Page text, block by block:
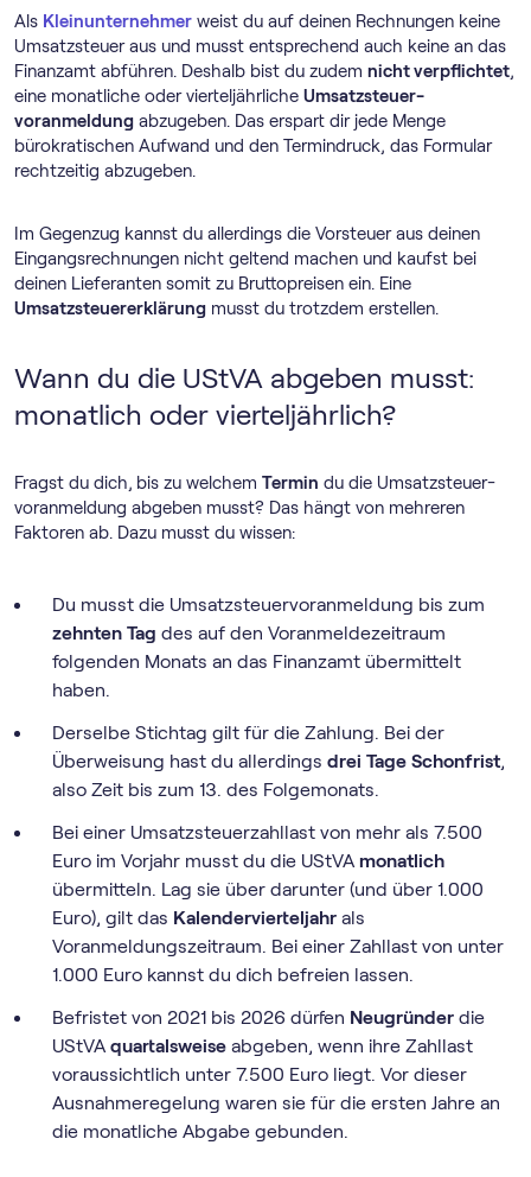
Als Kleinunternehmer weist du auf deinen Rechnungen keine
Umsatzsteuer aus und musst entsprechend auch keine an das
Finanzamt abführen. Deshalb bist du zudem nicht verpflichtet,
eine monatliche oder vierteljährliche Umsatz­steuer­
voranmeldung abzugeben. Das erspart dir jede Menge
bürokratischen Aufwand und den Termindruck, das Formular
rechtzeitig abzugeben.
Im Gegenzug kannst du allerdings die Vorsteuer aus deinen
Eingangsrechnungen nicht geltend machen und kaufst bei
deinen Lieferanten somit zu Bruttopreisen ein. Eine
Umsatzsteuererklärung musst du trotzdem erstellen.
Wann du die UStVA abgeben musst:
monatlich oder vierteljährlich?
Fragst du dich, bis zu welchem Termin du die Umsatz­steuer­
voranmeldung abgeben musst? Das hängt von mehreren
Faktoren ab. Dazu musst du wissen:
Du musst die Umsatz­steuer­voranmeldung bis zum
zehnten Tag des auf den Voranmeldezeitraum
folgenden Monats an das Finanzamt übermittelt
haben.
Derselbe Stichtag gilt für die Zahlung. Bei der
Überweisung hast du allerdings drei Tage Schonfrist,
also Zeit bis zum 13. des Folgemonats.
Bei einer Umsatzsteuerzahllast von mehr als 7.500
Euro im Vorjahr musst du die UStVA monatlich
übermitteln. Lag sie über darunter (und über 1.000
Euro), gilt das Kalendervierteljahr als
Voranmeldungszeitraum. Bei einer Zahllast von unter
1.000 Euro kannst du dich befreien lassen.
Befristet von 2021 bis 2026 dürfen Neugründer die
UStVA quartalsweise abgeben, wenn ihre Zahllast
voraussichtlich unter 7.500 Euro liegt. Vor dieser
Ausnahmeregelung waren sie für die ersten Jahre an
die monatliche Abgabe gebunden.